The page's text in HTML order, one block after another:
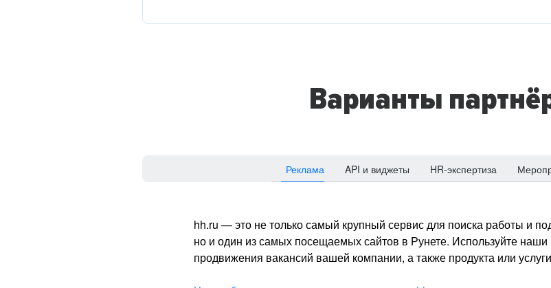
Варианты
Реклама API и виджеты HR-экспертиза
hh.ru — это не только самый крупный сервис для поиска работы и
но и один из самых посещаемых сайтов в Рунете. Используйте
продвижения вакансий вашей компании, а также продукта или